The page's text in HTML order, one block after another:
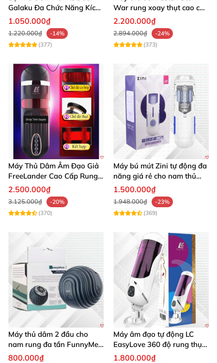
Galaku Đa Chức Năng Kích
Thích Sướng Mạnh
1.050.000₫
1.220.000₫
-14%
(377)
War rung xoay thụt cao cấp
giá tốt
2.200.000₫
2.894.000₫
-24%
(373)
Máy Thủ Dâm Âm Đạo Giả
FreeLander Cao Cấp Rung
Thụt Đa Chức Năng
2.500.000₫
3.125.000₫
-20%
(370)
Máy bú mút Zini tự động đa
năng giá rẻ cho nam thủ
dâm cao cấp
1.500.000₫
1.948.000₫
-23%
(369)
Máy thủ dâm 2 đầu cho
nam rung đa tần FunnyMee
Ngụy trang bóng Pokemon
800.000₫
Máy âm đạo tự động LC
EasyLove 360 độ rung thụt
đa chức năng sục mạnh
1.800.000₫